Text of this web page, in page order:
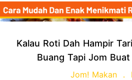
Kalau Roti Dah Hampir
Buang Tapi Jom
Jom! Makan